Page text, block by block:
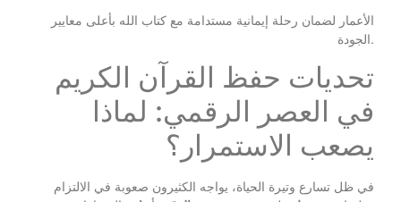
الأعمار لضمان رحلة إيمانية مستدامة مع كتاب الله بأعلى معايير
الجودة.
تحديات حفظ القرآن الكريم
في العصر الرقمي: لماذا
يصعب الاستمرار؟
في ظل تسارع وتيرة الحياة، يواجه الكثيرون صعوبة في الالتزام